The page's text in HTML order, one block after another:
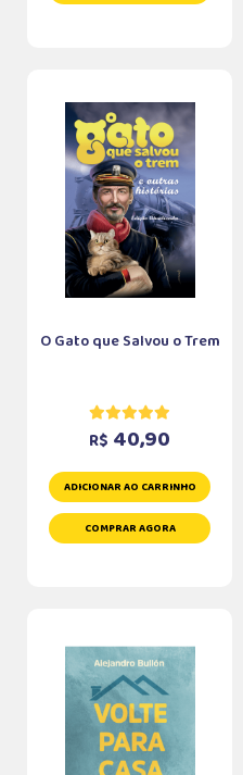
O Gato que Salvou o Trem
R$ 40,90
ADICIONAR AO CARRINHO
COMPRAR AGORA